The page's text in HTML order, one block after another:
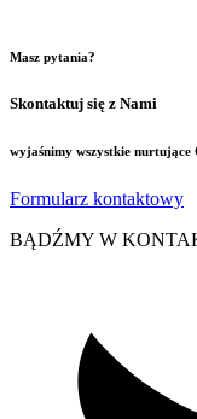
Masz pytania?
Skontaktuj się z Nami
wyjaśnimy wszystkie nurtujące
Formularz kontaktowy
BĄDŹMY W